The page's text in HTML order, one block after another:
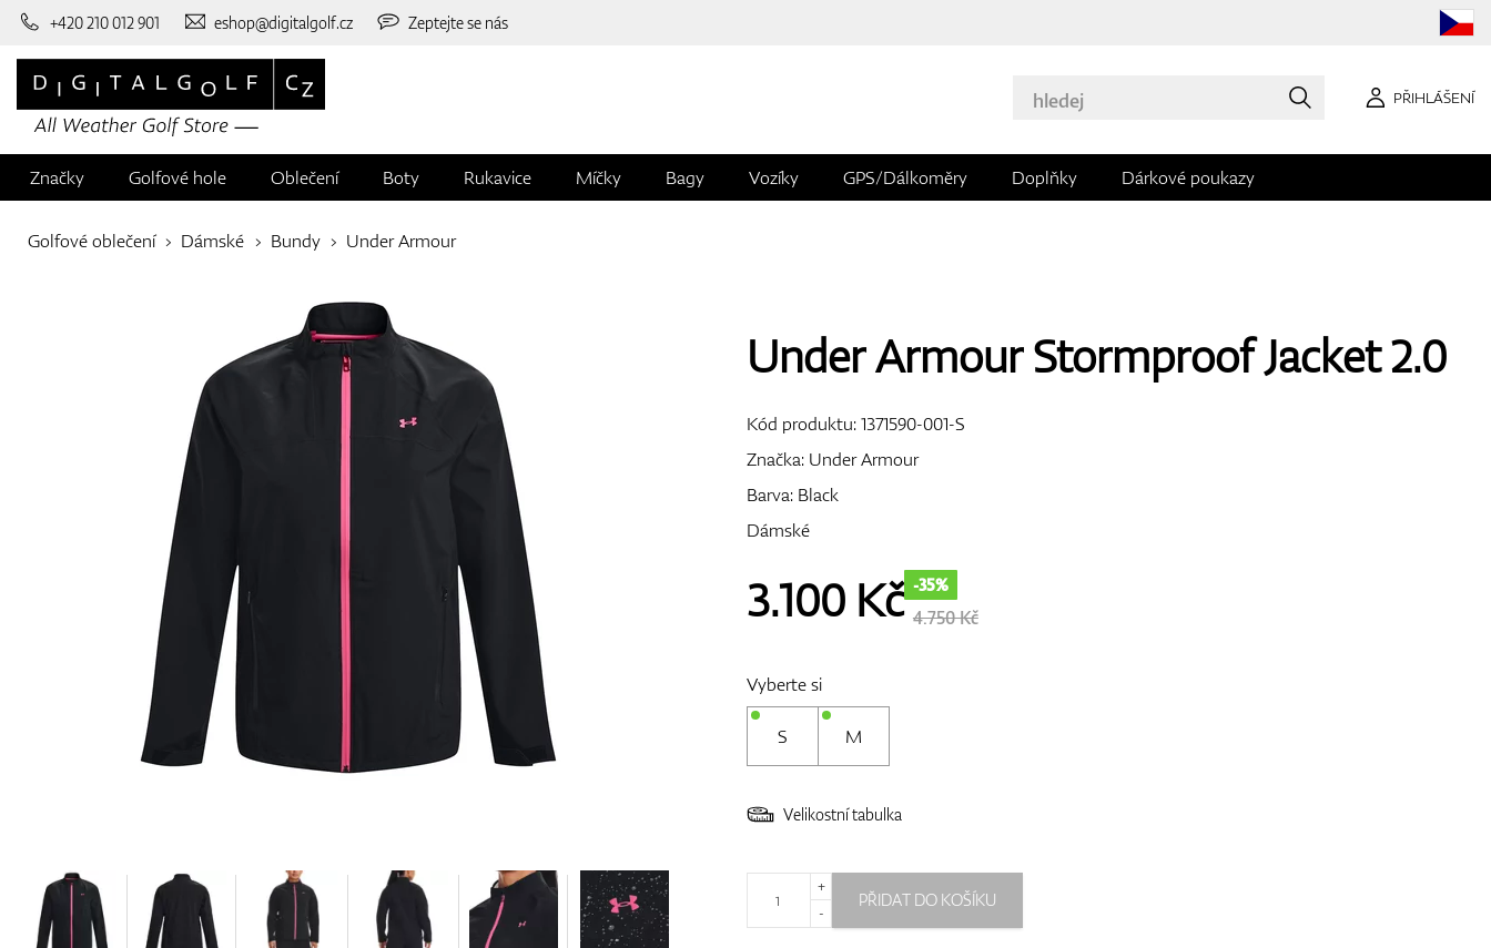
+420 210 012 901 eshop@digitalgolf.cz Zeptejte se nás
PŘIHLÁŠENÍ
Značky Golfové hole Oblečení Boty Rukavice Míčky Bagy Vozíky GPS/Dálkoměry Doplňky Dárkové poukazy
Golfové oblečení Dámské Bundy Under Armour
Under Armour Stormproof Jacket 2.0
Kód produktu:1371590-001-S
Značka: Under Armour
Barva: Black
Dámské
3.100Kč -35%
4.750 Kč
Vyberte si
S M
Velikostní tabulka
+
-
PŘIDAT DO KOŠÍKU